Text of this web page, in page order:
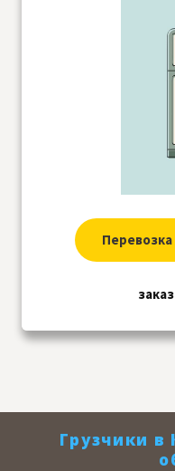
Грузчики в